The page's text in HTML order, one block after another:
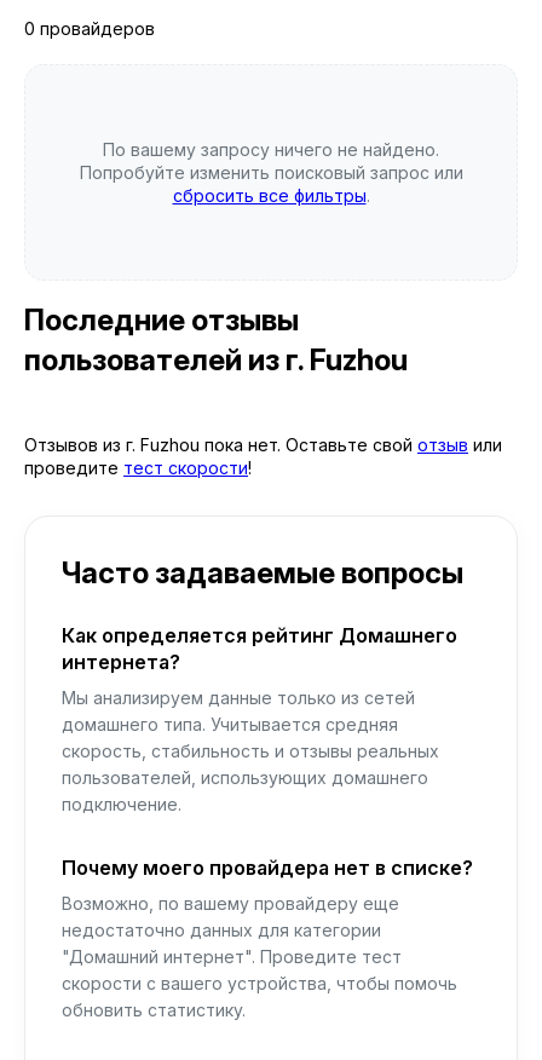
0 провайдеров
По вашему запросу ничего не найдено.
Попробуйте изменить поисковый запрос или
сбросить все фильтры.
Последние отзывы
пользователей из г. Fuzhou
Отзывов из г. Fuzhou пока нет. Оставьте свой отзыв или
проведите тест скорости!
Часто задаваемые вопросы
Как определяется рейтинг Домашнего
интернета?
Мы анализируем данные только из сетей
домашнего типа. Учитывается средняя
скорость, стабильность и отзывы реальных
пользователей, использующих домашнего
подключение.
Почему моего провайдера нет в списке?
Возможно, по вашему провайдеру еще
недостаточно данных для категории
"Домашний интернет". Проведите тест
скорости с вашего устройства, чтобы помочь
обновить статистику.